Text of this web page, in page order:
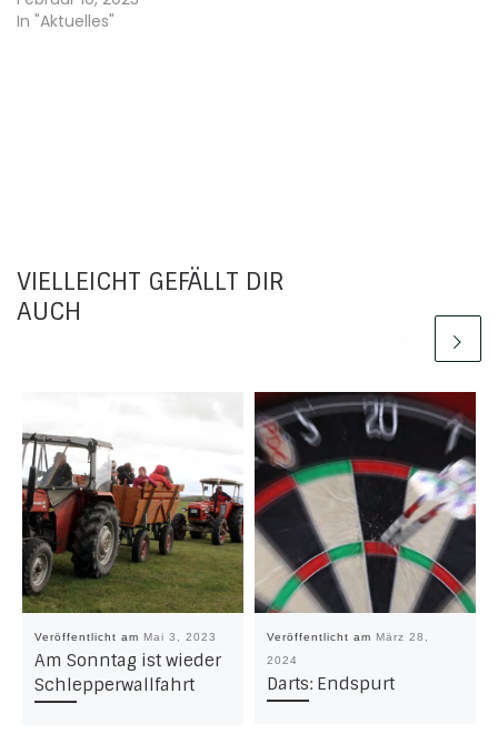
In "Aktuelles"
VIELLEICHT GEFÄLLT DIR
AUCH
Veröffentlicht am Mai 3, 2023
Am Sonntag ist wieder
Schlepperwallfahrt
Veröffentlicht am März 28,
2024
Darts: Endspurt